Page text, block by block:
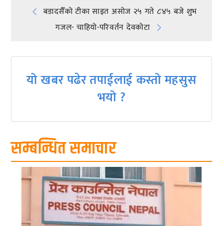
Post
navigation
बडादसैँको टीका साइत असोज २५ गते ८ः४५ बजे शुभ
गजल- चाहियो-परिवर्तन देवकोटा
यो खबर पढेर तपाईलाई कस्तो महसुस
भयो ?
सम्बन्धित समाचार